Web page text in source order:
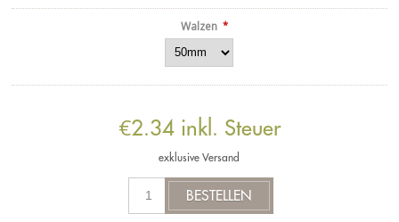
Walzen *
€2.34 inkl. Steuer
exklusiveVersand